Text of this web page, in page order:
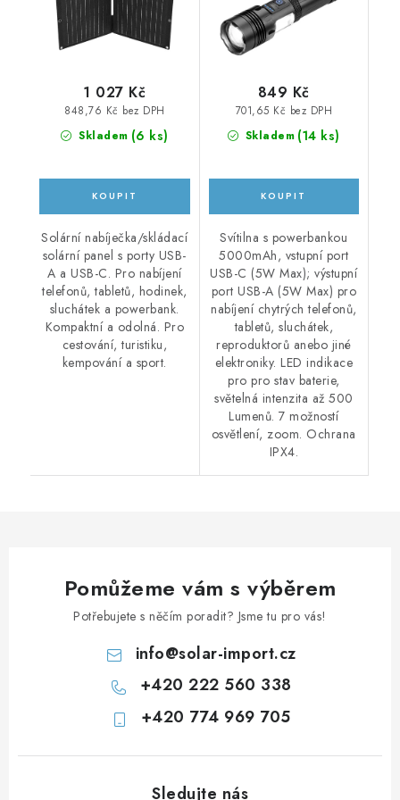
Skladem (6 ks)
848,76 Kč bez DPH
1 027 Kč
Solární nabíječka/skládací
solární panel s porty USB-
A a USB-C. Pro nabíjení
telefonů, tabletů, hodinek,
sluchátek a powerbank.
Kompaktní a odolná. Pro
cestování, turistiku,
kempování a sport.
Skladem (14 ks)
701,65 Kč bez DPH
849 Kč
Svítilna s powerbankou
5000mAh, vstupní port
USB-C (5W Max); výstupní
port USB-A (5W Max) pro
nabíjení chytrých telefonů,
tabletů, sluchátek,
reproduktorů anebo jiné
elektroniky. LED indikace
pro pro stav baterie,
světelná intenzita až 500
Lumenů. 7 možností
osvětlení, zoom. Ochrana
IPX4.
Pomůžeme vám s výběrem
Potřebujete s něčím poradit? Jsme tu pro vás!
info@solar-import.cz
+420 222 560 338
+420 774 969 705